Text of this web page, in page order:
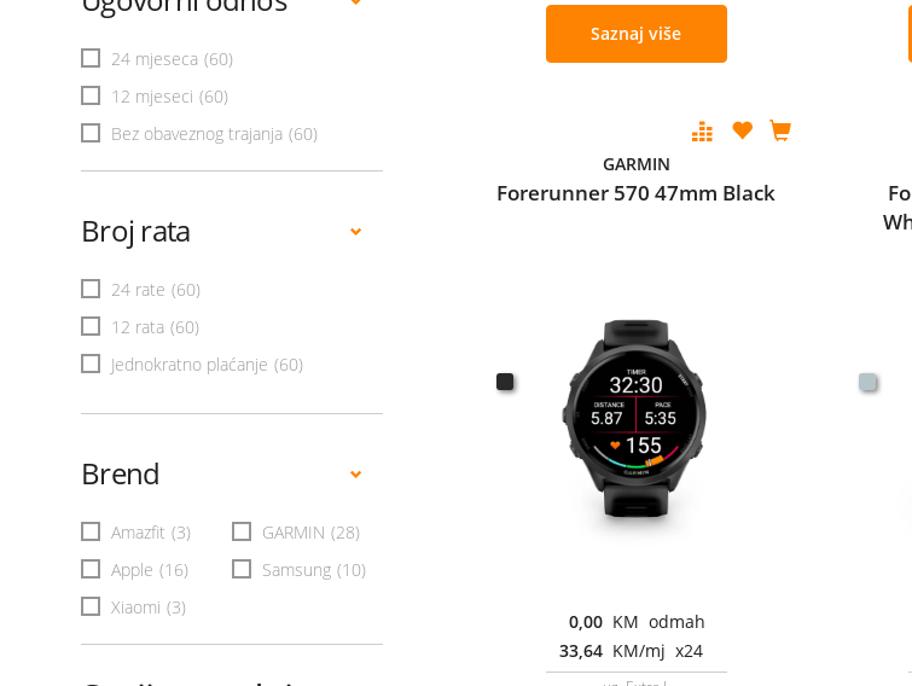
24 mjeseca (60)
12 mjeseci (60)
Bez obaveznog trajanja (60)
Broj rata
24 rate (60)
12 rata (60)
Jednokratno plaćanje (60)
Brend
Amazfit (3) GARMIN (28)
Apple (16) Samsung (10)
Xiaomi (3)
Saznaj više
GARMIN
Forerunner 570 47mm Black
0,00 KM odmah
33,64 KM/mj x24